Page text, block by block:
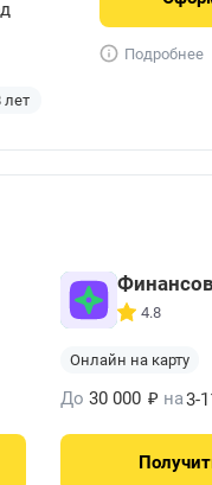
лет
Подробнее
4.8
Онлайн на карту
До 30 000 ₽ на3-